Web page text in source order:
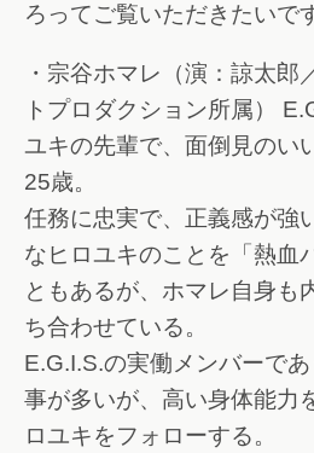
ろってご覧いただきたいで
・宗谷ホマレ（演：諒太郎
トプロダクション所属）
ユキの先輩で、面倒見のい
25歳。
任務に忠実で、正義感が強
なヒロユキのことを「熱血
ともあるが、ホマレ自身も
ち合わせている。
E.G.I.S.の実働メンバーで
事が多いが、高い身体能力
ロユキをフォローする。